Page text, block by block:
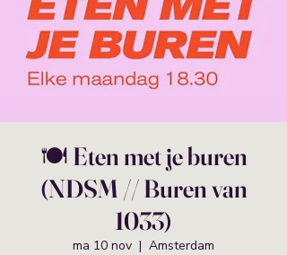
🍽️ Eten met je buren
(NDSM // Buren van
1033)
ma 10 nov
  |
Amsterdam